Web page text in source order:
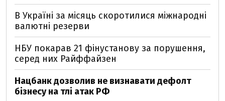
В Україні за місяць скоротилися міжнародні
валютні резерви
НБУ покарав 21 фінустанову за порушення,
серед них Райффайзен
Нацбанк дозволив не визнавати дефолт
бізнесу на тлі атак РФ